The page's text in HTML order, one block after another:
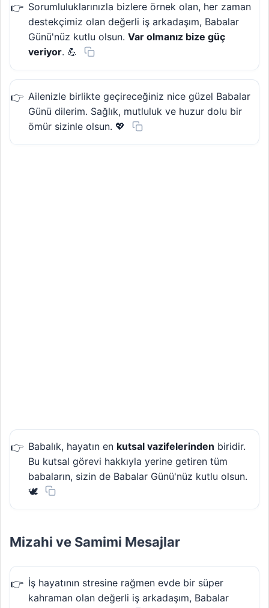
Sorumluluklarınızla bizlere örnek olan, her zaman
destekçimiz olan değerli iş arkadaşım, Babalar
Günü'nüz kutlu olsun. Var olmanız bize güç
veriyor. 💪
Ailenizle birlikte geçireceğiniz nice güzel Babalar
Günü dilerim. Sağlık, mutluluk ve huzur dolu bir
ömür sizinle olsun. 💖
Babalık, hayatın en kutsal vazifelerinden biridir.
Bu kutsal görevi hakkıyla yerine getiren tüm
babaların, sizin de Babalar Günü'nüz kutlu olsun.
🕊️
Mizahi ve Samimi Mesajlar
İş hayatının stresine rağmen evde bir süper
kahraman olan değerli iş arkadaşım, Babalar